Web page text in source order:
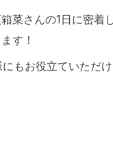
菜さんの1日に密
す！
もお役立ていただ